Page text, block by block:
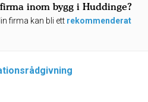
inom bygg i Huddinge?
firma kan bli ett rekommenderat